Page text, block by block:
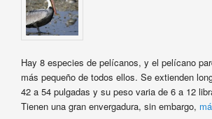
Hay 8 especies de pelícanos, y el pelícano
más pequeño de todos ellos. Se extienden
42 a 54 pulgadas y su peso varia de 6 a 12
Tienen una gran envergadura, sin embargo,